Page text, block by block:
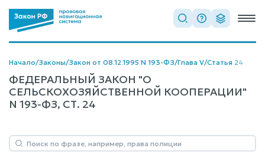
Начало/Законы/Закон от 08.12.1995 N 193-ФЗ/Глава V/Статья 24
ФЕДЕРАЛЬНЫЙ ЗАКОН "О
СЕЛЬСКОХОЗЯЙСТВЕННОЙ КООПЕРАЦИИ"
N 193-ФЗ, СТ. 24